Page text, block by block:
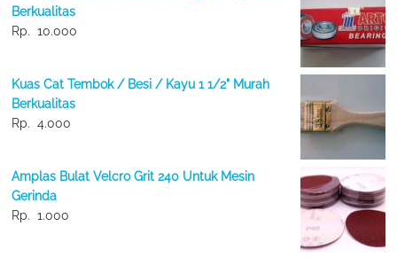
Berkualitas
Rp. 10.000
Kuas Cat Tembok / Besi / Kayu 1 1/2" Murah
Berkualitas
Rp. 4.000
Amplas Bulat Velcro Grit 240 Untuk Mesin
Gerinda
Rp. 1.000